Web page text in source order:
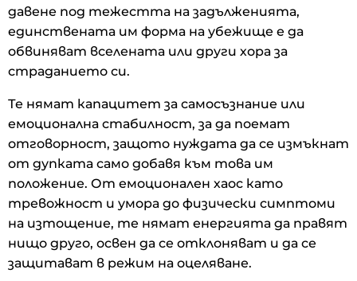
давене под тежестта на задълженията,
единствената им форма на убежище е да
обвиняват вселената или други хора за
страданието си.
Те нямат капацитет за самосъзнание или
емоционална стабилност, за да поемат
отговорност, защото нуждата да се измъкнат
от дупката само добавя към това им
положение. От емоционален хаос като
тревожност и умора до физически симптоми
на изтощение, те нямат енергията да правят
нищо друго, освен да се отклоняват и да се
защитават в режим на оцеляване.